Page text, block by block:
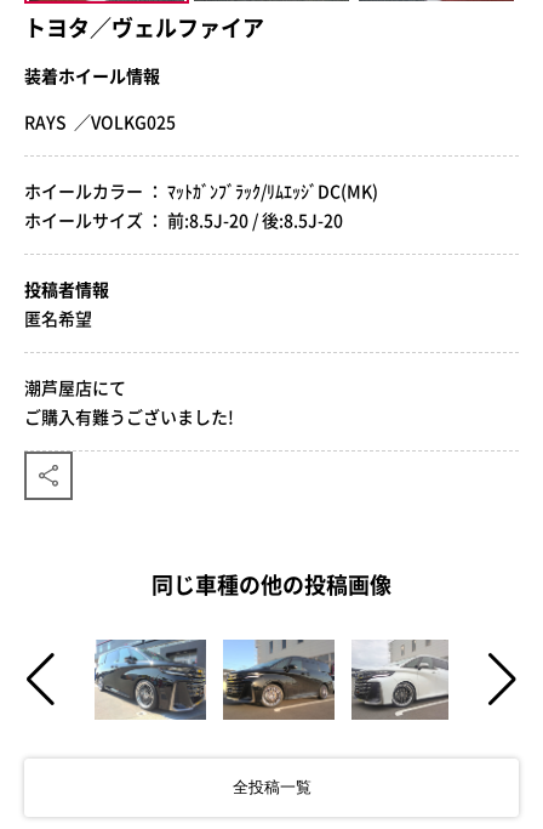
トヨタ／ヴェルファイア
装着ホイール情報
RAYS ／VOLKG025
ホイールカラー ： ﾏｯﾄｶﾞﾝﾌﾞﾗｯｸ/ﾘﾑｴｯｼﾞDC(MK)
ホイールサイズ ： 前:8.5J-20 / 後:8.5J-20
投稿者情報
匿名希望
潮芦屋店にて
ご購入有難うございました!
同じ車種の他の投稿画像
全投稿一覧